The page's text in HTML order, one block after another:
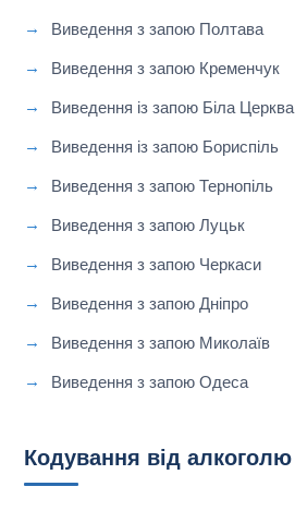
Виведення з запою Полтава
Виведення з запою Кременчук
Виведення із запою Біла Церква
Виведення із запою Бориспіль
Виведення з запою Тернопіль
Виведення з запою Луцьк
Виведення з запою Черкаси
Виведення з запою Дніпро
Виведення з запою Миколаїв
Виведення з запою Одеса
Кодування від алкоголю